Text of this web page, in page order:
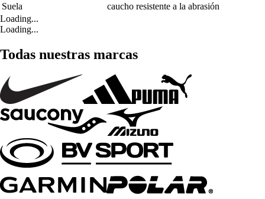
Suela
caucho resistente a la abrasión
Loading...
Loading...
Todas nuestras marcas